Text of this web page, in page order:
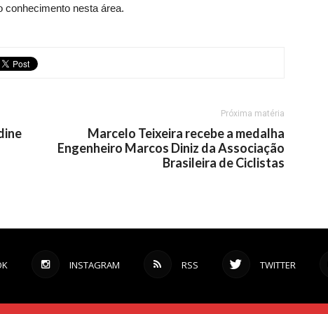
conhecimento nesta área.
Próxima matéria
Marcelo Teixeira recebe a medalha
Engenheiro Marcos Diniz da Associação
Brasileira de Ciclistas
INSTAGRAM RSS TWITTER